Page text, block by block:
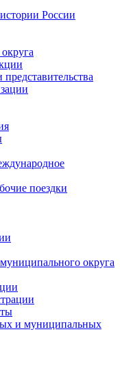
России
поездки
округа
и муниципальных